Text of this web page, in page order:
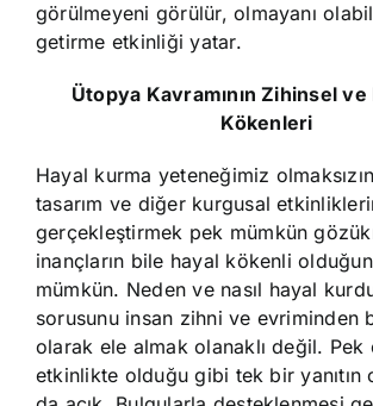
görülmeyeni görülür, olmayanı
getirme etkinliği yatar.
Ütopya Kavramının Zihinsel
Kökenleri
Hayal kurma yeteneğimiz
tasarım ve diğer kurgusal
gerçekleştirmek pek mümkün
inançların bile hayal kökenli
mümkün. Neden ve nasıl hayal
sorusunu insan zihni ve evriminden
olarak ele almak olanaklı değil. Pek
etkinlikte olduğu gibi tek bir yanıtın